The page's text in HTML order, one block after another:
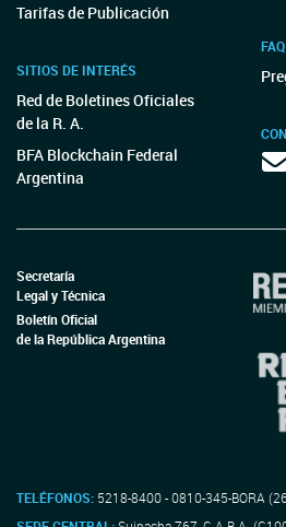
Tarifas de Publicación
SITIOS DE INTERÉS
Red de Boletines Oficiales
de la R. A.
BFA Blockchain Federal
Argentina
Secretaría
Legal y Técnica
Boletín Oficial
de la República Argentina
TELÉFONOS: 5218-8400 - 0810-345-BORA